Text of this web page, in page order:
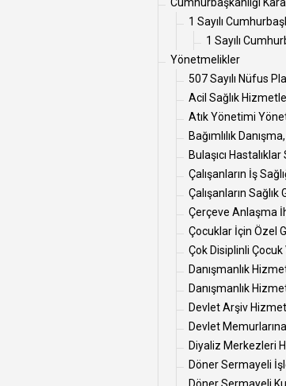
1 Sayılı
1 Sayılı
Yönetmelikler
507 Sayılı Nüfus
Acil Sağlık
Atık Yönetimi
Bağımlılık
Bulaşıcı
Çalışanların İş
Çalışanların
Çerçeve Anlaşma
Çocuklar İçin Özel
Çok Disiplinli Çocuk
Danışmanlık
Danışmanlık
Devlet Arşiv
Devlet
Diyaliz Merkezleri
Döner Sermayeli